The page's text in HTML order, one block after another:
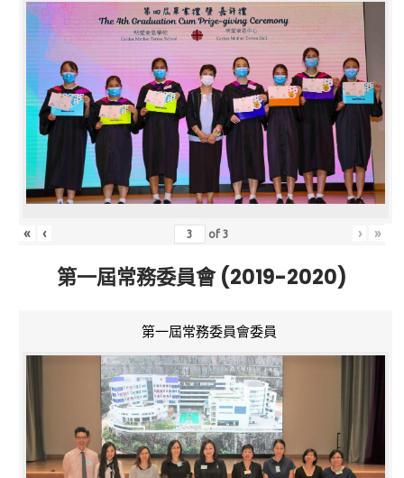
« ‹ of3 › »
第一屆常務委員會 (2019-2020)
第一屆常務委員會委員